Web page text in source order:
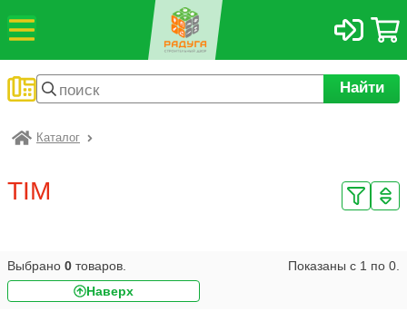
Найти
Каталог
TIM
Выбрано 0 товаров. Показаны с 1 по 0
Наверх